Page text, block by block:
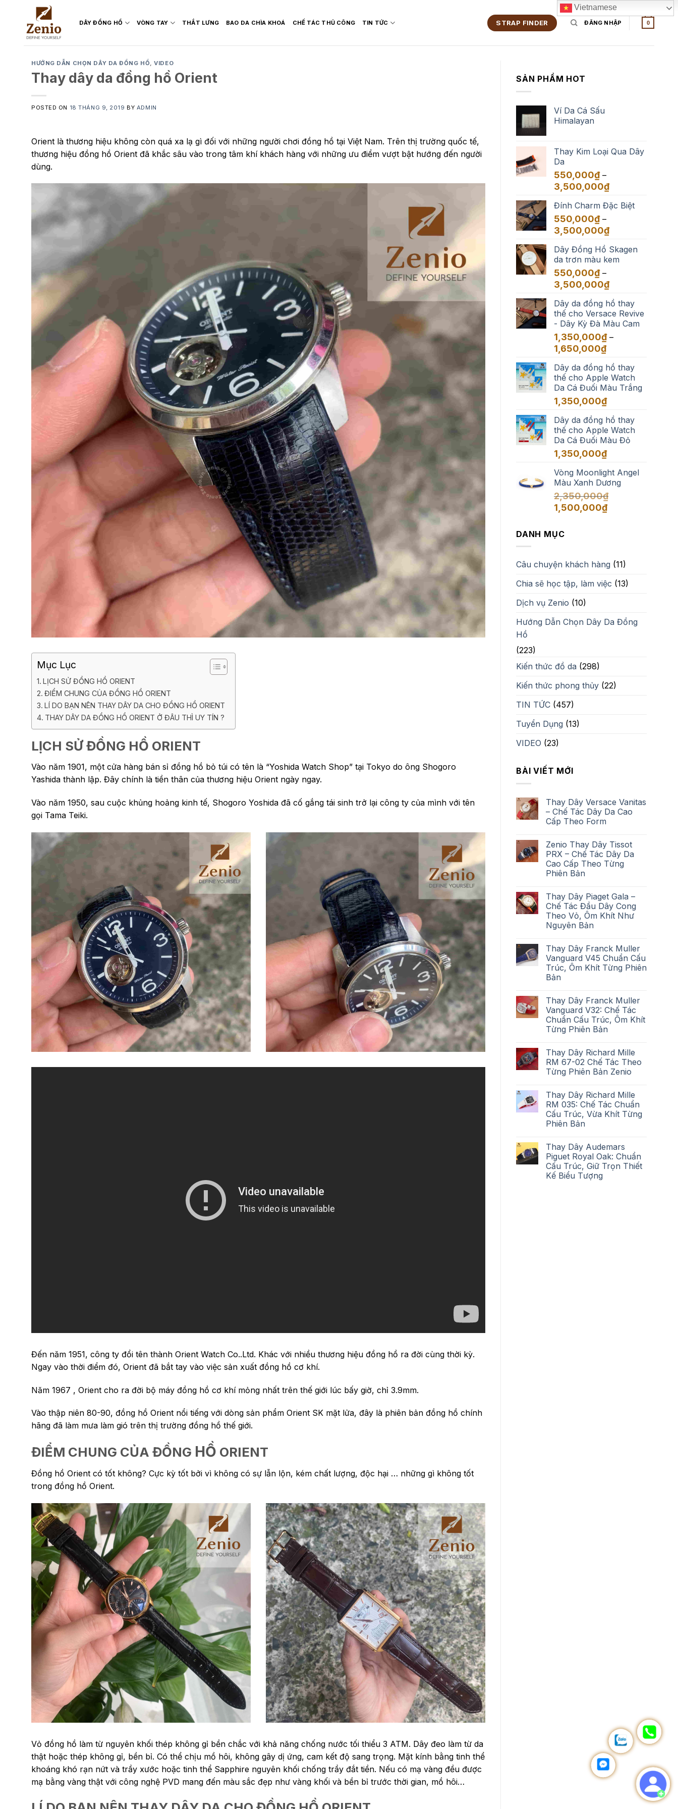
content
DÂY ĐỒNG HỒ VÒNG TAY THẮT LƯNG BAO DA CHÌA KHOÁ CHẾ TÁC THỦ CÔNG TIN TỨC STRAP FINDER ĐĂNG NHẬP 0
HƯỚNG DẪN CHỌN DÂY DA ĐỒNG HỒ,VIDEO
Thay dây da đồng hồ Orient
POSTED ON 18 THÁNG 9, 2019 BY ADMIN
Orient là thương hiệu không còn quá xa lạ gì đối với những người chơi đồng hồ tại Việt Nam. Trên thị trường quốc tế,
thương hiệu đồng hồ Orient đã khắc sâu vào trong tâm khí khách hàng với những ưu điểm vượt bật hướng đến người
dùng.
Mục Lục
LỊCH SỬ ĐỒNG HỒ ORIENT
ĐIỂM CHUNG CỦA ĐỒNG HỒ ORIENT
LÍ DO BẠN NÊN THAY DÂY DA CHO ĐỒNG HỒ ORIENT
THAY DÂY DA ĐỒNG HỒ ORIENT Ở ĐÂU THÌ UY TÍN ?
LỊCH SỬ ĐỒNG HỒ ORIENT
Vào năm 1901, một cửa hàng bán sỉ đồng hồ bỏ túi có tên là “Yoshida Watch Shop” tại Tokyo do ông Shogoro
Yashida thành lập. Đây chính là tiền thân của thương hiệu Orient ngày ngay.
Vào năm 1950, sau cuộc khủng hoảng kinh tế, Shogoro Yoshida đã cố gắng tái sinh trở lại công ty của mình với tên
gọi Tama Teiki.
Đến năm 1951, công ty đổi tên thành Orient Watch Co..Ltd. Khác với nhiều thương hiệu đồng hồ ra đời cùng thời kỳ.
Ngay vào thời điểm đó, Orient đã bắt tay vào việc sản xuất đồng hồ cơ khí.
Năm 1967 , Orient cho ra đời bộ máy đồng hồ cơ khí mỏng nhất trên thế giới lúc bấy giờ, chỉ 3.9mm.
Vào thập niên 80-90, đồng hồ Orient nổi tiếng với dòng sản phẩm Orient SK mặt lửa, đây là phiên bản đồng hồ chính
hãng đã làm mưa làm gió trên thị trường đồng hồ thế giới.
ĐIỂM CHUNG CỦA ĐỒNG HỒ ORIENT
Đồng hồ Orient có tốt không? Cực kỳ tốt bởi vì không có sự lẫn lộn, kém chất lượng, độc hại … những gì không tốt
trong đồng hồ Orient.
Vỏ đồng hồ làm từ nguyên khối thép không gỉ bền chắc với khả năng chống nước tối thiểu 3 ATM. Dây đeo làm từ da
thật hoặc thép không gỉ, bền bỉ. Có thể chịu mồ hôi, không gây dị ứng, cam kết độ sang trọng. Mặt kính bằng tinh thể
khoáng khó rạn nứt và trầy xước hoặc tinh thể Sapphire nguyên khối chống trầy đắt tiền. Nếu có mạ vàng đều được
mạ bằng vàng thật với công nghệ PVD mang đến màu sắc đẹp như vàng khối và bền bỉ trước thời gian, mồ hôi…
SẢN PHẨM HOT
Ví Da Cá Sấu
Himalayan
Thay Kim Loại Qua Dây
Da
550,000₫ –
3,500,000₫Khoảng
từ
đến
Đính Charm Đặc Biệt
550,000₫ –
3,500,000₫Khoảng
từ
550,000₫
3,500,000₫
Dây Đồng Hồ Skagen
da trơn màu kem
550,000₫ –
3,500,000₫Khoảng
từ
550,000₫
đến
3,500,000₫
Dây da đồng hồ thay
thế cho Versace Revive
- Dây Kỳ Đà Màu Cam
1,350,000₫ –
1,650,000₫Khoảng
từ
1,350,000₫
đến
1,650,000₫
Dây da đồng hồ thay
thế cho Apple Watch
Da Cá Đuối Màu Trắng
1,350,000₫
Dây da đồng hồ thay
thế cho Apple Watch
Da Cá Đuối Màu Đỏ
1,350,000₫
Vòng Moonlight Angel
Màu Xanh Dương
2,350,000₫
Giá
2,350,000₫.
1,500,000₫Giá
DANH MỤC
Câu chuyện khách hàng (11)
Chia sẽ học tập, làm việc (13)
Dịch vụ Zenio (10)
Hướng Dẫn Chọn Dây Da Đồng
Hồ
(223)
Kiến thức đồ da (298)
Kiến thức phong thủy (22)
TIN TỨC (457)
Tuyển Dụng (13)
VIDEO (23)
BÀI VIẾT MỚI
Thay Dây Versace Vanitas
– Chế Tác Dây Da Cao
Cấp Theo Form
Zenio Thay Dây Tissot
PRX – Chế Tác Dây Da
Cao Cấp Theo Từng
Phiên Bản
Thay Dây Piaget Gala –
Chế Tác Đầu Dây Cong
Theo Vỏ, Ôm Khít Như
Nguyên Bản
Thay Dây Franck Muller
Vanguard V45 Chuẩn Cấu
Trúc, Ôm Khít Từng Phiên
Bản
Thay Dây Franck Muller
Vanguard V32: Chế Tác
Chuẩn Cấu Trúc, Ôm Khít
Từng Phiên Bản
Thay Dây Richard Mille
RM 67-02 Chế Tác Theo
Từng Phiên Bản Zenio
Thay Dây Richard Mille
RM 035: Chế Tác Chuẩn
Cấu Trúc, Vừa Khít Từng
Phiên Bản
Thay Dây Audemars
Piguet Royal Oak: Chuẩn
Cấu Trúc, Giữ Trọn Thiết
Kế Biểu Tượng
Vietnamese